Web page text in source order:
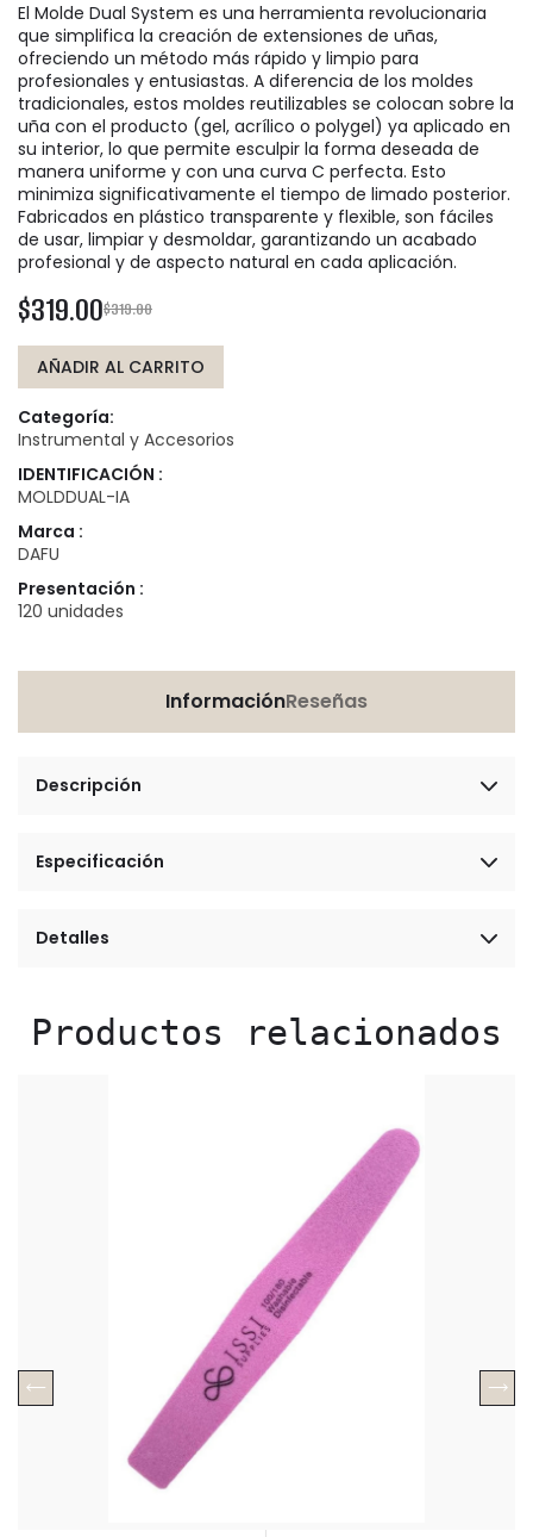
El Molde Dual System es una herramienta revolucionaria
que simplifica la creación de extensiones de uñas,
ofreciendo un método más rápido y limpio para
profesionales y entusiastas. A diferencia de los moldes
tradicionales, estos moldes reutilizables se colocan sobre la
uña con el producto (gel, acrílico o polygel) ya aplicado en
su interior, lo que permite esculpir la forma deseada de
manera uniforme y con una curva C perfecta. Esto
minimiza significativamente el tiempo de limado posterior.
Fabricados en plástico transparente y flexible, son fáciles
de usar, limpiar y desmoldar, garantizando un acabado
profesional y de aspecto natural en cada aplicación.
$319.00$319.00
AÑADIR AL CARRITO
Categoría:
Instrumental y Accesorios
IDENTIFICACIÓN :
MOLDDUAL-IA
Marca :
DAFU
Presentación :
120 unidades
InformaciónReseñas
Descripción
Especificación
Detalles
Productos relacionados